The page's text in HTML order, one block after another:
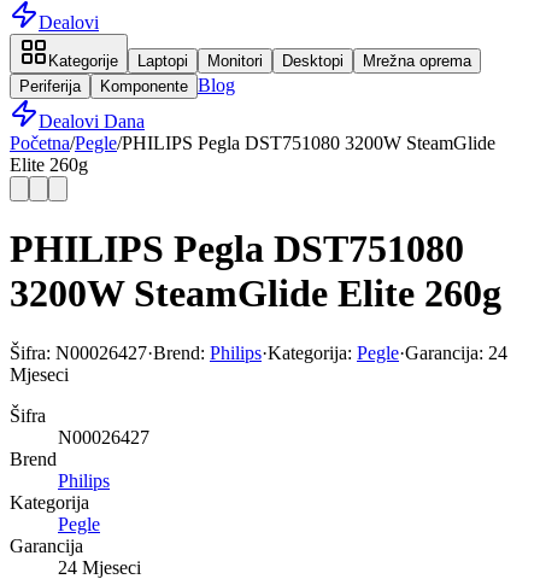
Dealovi
Kategorije Laptopi Monitori Desktopi
Mrežna oprema
Periferija
Komponente Blog
Dealovi Dana
Početna/Pegle/PHILIPS Pegla DST751080 3200W SteamGlide
Elite 260g
PHILIPS Pegla DST751080
3200W SteamGlide Elite 260g
Šifra: N00026427·Brend: Philips·Kategorija: Pegle·Garancija: 24
Mjeseci
Šifra
N00026427
Brend
Philips
Kategorija
Pegle
Garancija
24 Mjeseci